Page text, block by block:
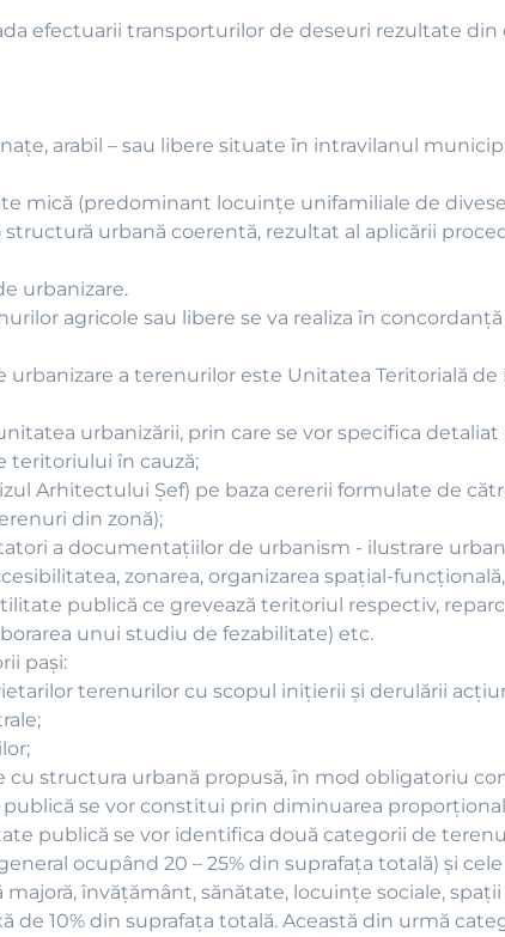
efectuarii transporturilor de deseuri rezultate
arabil – sau libere situate în intravilanul
mică (predominant locuinţe unifamiliale de
urbană coerentă, rezultat al aplicării
urbanizare.
agricole sau libere se va realiza în
urbanizare a terenurilor este Unitatea Teritorială de
urbanizării, prin care se vor specifica
teritoriului în cauză;
Arhitectului Şef) pe baza cererii formulate de
din zonă);
a documentaţiilor de urbanism - ilustrare
zonarea, organizarea spaţial-
publică ce grevează teritoriul respectiv,
unui studiu de fezabilitate) etc.
paşi:
terenurilor cu scopul iniţierii şi derulării
cu structura urbană propusă, în mod obligatoriu
se vor constitui prin diminuarea
publică se vor identifica două categorii de
ocupând 20 – 25% din suprafaţa totală) şi
învăţământ, sănătate, locuinţe sociale,
de 10% din suprafaţa totală. Această din urmă